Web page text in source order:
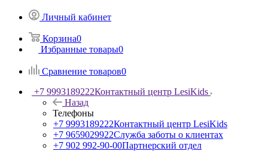
Личный кабинет
Корзина0
Избранные товары0
Сравнение товаров0
+7 9993189222Контактный центр LesiKids
Назад
Телефоны
+7 9993189222Контактный центр LesiKids
+7 9659029922Служба заботы о клиентах
+7 902 992-90-00Партнерский отдел